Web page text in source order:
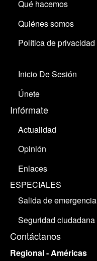
Qué hacemos
Quiénes somos
Política de privacidad
Inicio De Sesión
Únete
Infórmate
Actualidad
Opinión
Enlaces
ESPECIALES
Salida de emergencia
Seguridad ciudadana
Contáctanos
Regional - Américas